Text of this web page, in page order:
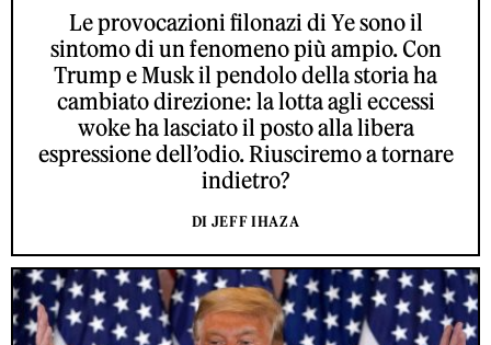
Le provocazioni filonazi di Ye sono il
sintomo di un fenomeno più ampio. Con
Trump e Musk il pendolo della storia ha
cambiato direzione: la lotta agli eccessi
woke ha lasciato il posto alla libera
espressione dell’odio. Riusciremo a tornare
indietro?
DI JEFF IHAZA